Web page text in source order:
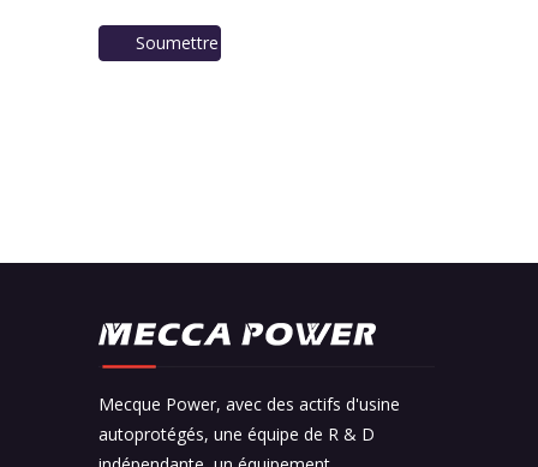
Soumettre
Mecque Power, avec des actifs d'usine
autoprotégés, une équipe de R & D